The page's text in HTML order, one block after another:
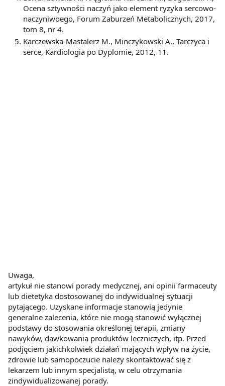
Ocena sztywności naczyń jako element ryzyka sercowo-
naczyniwoego, Forum Zaburzeń Metabolicznych, 2017,
tom 8, nr 4.
Karczewska-Mastalerz M., Minczykowski A., Tarczyca i
serce, Kardiologia po Dyplomie, 2012, 11.
Uwaga,
artykuł nie stanowi porady medycznej, ani opinii farmaceuty
lub dietetyka dostosowanej do indywidualnej sytuacji
pytającego. Uzyskane informacje stanowią jedynie
generalne zalecenia, które nie mogą stanowić wyłącznej
podstawy do stosowania określonej terapii, zmiany
nawyków, dawkowania produktów leczniczych, itp. Przed
podjęciem jakichkolwiek działań mających wpływ na życie,
zdrowie lub samopoczucie należy skontaktować się z
lekarzem lub innym specjalistą, w celu otrzymania
zindywidualizowanej porady.